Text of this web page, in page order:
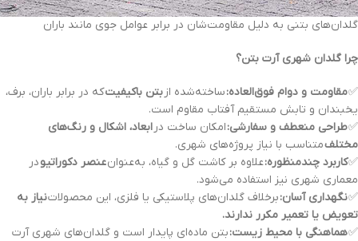
گلدان‌های بتنی به دلیل مقاومت‌شان در برابر عوامل جوی مانند باران
چرا گلدان شهری آرت بتن؟
✅مقاومت و دوام فوق‌العاده:ساخته‌شده ازبتن باکیفیتکه در برابر باران، برف،
یخبندان و تابش مستقیم آفتاب مقاوم است.
✅طراحی منعطف و سفارشی:امکان ساخت درابعاد، اشکال و رنگ‌های
مختلفمتناسب با نیاز پروژه‌های شهری.
✅کاربرد چندمنظوره:علاوه بر کاشت گل و گیاه، به‌عنوانعنصر دکوراتیودر
معماری شهری نیز استفاده می‌شود.
✅نگهداری آسان:برخلاف گلدان‌های پلاستیکی یا فلزی، این محصولاتنیاز به
تعویض یا تعمیر مکرر ندارند.
✅هماهنگی با محیط زیست:بتن ماده‌ای پایدار است و گلدان‌های شهری آرت